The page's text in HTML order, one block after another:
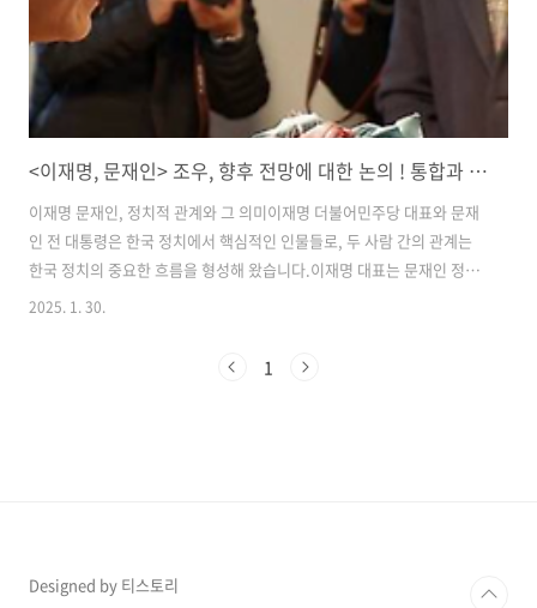
<이재명, 문재인> 조우, 향후 전망에 대한 논의 ! 통합과 포용 강조
이재명 문재인, 정치적 관계와 그 의미이재명 더불어민주당 대표와 문재
인 전 대통령은 한국 정치에서 핵심적인 인물들로, 두 사람 간의 관계는
한국 정치의 중요한 흐름을 형성해 왔습니다.이재명 대표는 문재인 정부
의 개혁을 계승하는 한편, 자신만의 정치적 비전을 제시하며 정치적 지평
미래 전망에 대해 살펴보겠습니다.1. 이재명과 문재인, 정치적 동지로서
2025. 1. 30.
1
Designed by 티스토리